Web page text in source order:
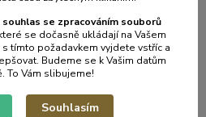
se zpracováním souborů
se dočasně ukládají na Vašem
tímto požadavkem vyjdete vstříc a
Budeme se k Vašim datům
To Vám slibujeme!
Souhlasím